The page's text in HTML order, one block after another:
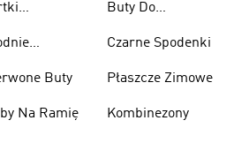
Buty
Na Ramię
Buty Do
Czarne Spodenki
Płaszcze Zimowe
Kombinezony